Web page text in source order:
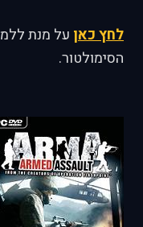
לחץ כאן על מנת
הסימולטור.